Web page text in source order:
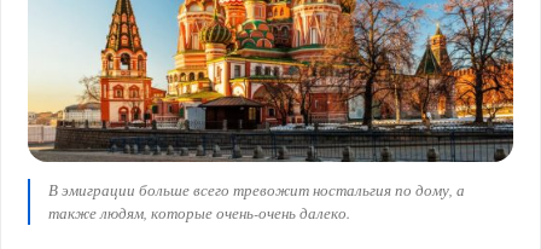
В эмиграции больше всего тревожит ностальгия по дому, а
также людям, которые очень-очень далеко.